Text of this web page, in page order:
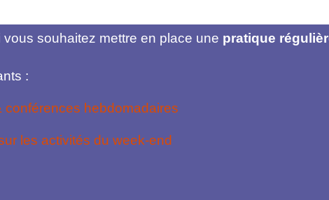
vous souhaitez mettre en place une pratique
:
conférences hebdomadaires
les activités du week-end